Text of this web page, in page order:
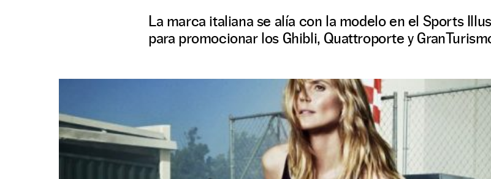
La marca italiana se alía con la modelo en el Sports
para promocionar los Ghibli, Quattroporte y